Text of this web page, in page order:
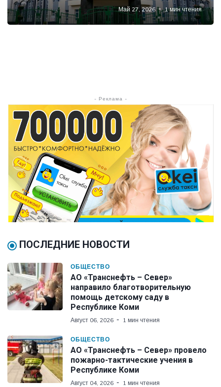
Май 27, 2026 1 мин чтения
- Реклама -
ПОСЛЕДНИЕ НОВОСТИ
ОБЩЕСТВО
АО «Транснефть – Север»
направило благотворительную
помощь детскому саду в
Республике Коми
Август 06, 2026 1 мин чтения
ОБЩЕСТВО
АО «Транснефть – Север» провело
пожарно-тактические учения в
Республике Коми
Август 04, 2026 1 мин чтения